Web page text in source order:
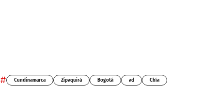
# Cundinamarca Zipaquirá Bogotá ad Chía